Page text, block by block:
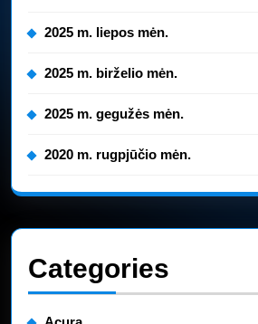
2025 m. liepos mėn.
2025 m. birželio mėn.
2025 m. gegužės mėn.
2020 m. rugpjūčio mėn.
Categories